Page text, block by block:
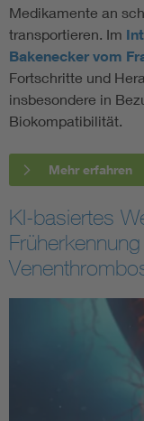
Medikamente an
transportieren. Im
Bakenecker vom
Fortschritte und
insbesondere in
Biokompatibilität.
Mehr erfahren
KI-basiertes